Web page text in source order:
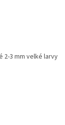
2-3 mm velké larvy